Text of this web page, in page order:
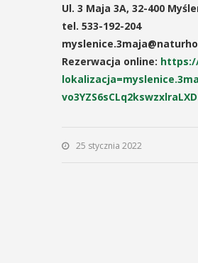
Ul. 3 Maja 3A, 32-400
tel. 533-192-204
Rezerwacja online:
25 stycznia 2022
SZCZEGÓŁY